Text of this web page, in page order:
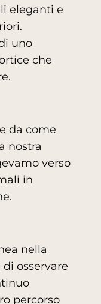
eleganti e
uno
che
da come
nostra
verso
in
nella
osservare
percorso